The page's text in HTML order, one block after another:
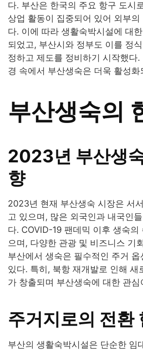
다. 부산은 한국의 주요 항구 도시
상업 활동이 집중되어 있어 외부
다. 이에 따라 생활숙박시설에 대
되었고, 부산시와 정부도 이를 정
정하고 제도를 정비하기 시작했다.
경 속에서 부산생숙은 더욱 활성화
부산생숙의
2023년 부산생
향
2023년 현재 부산생숙 시장은 서
고 있으며, 많은 외국인과 내국인
다. COVID-19 팬데믹 이후 생숙의
으며, 다양한 관광 및 비즈니스 기
부산에서 생숙은 필수적인 주거 옵
있다. 특히, 북항 재개발로 인해 새
가 창출되며 부산생숙에 대한 관
주거지로의 전환
부산의 생활숙박시설은 단순한 임